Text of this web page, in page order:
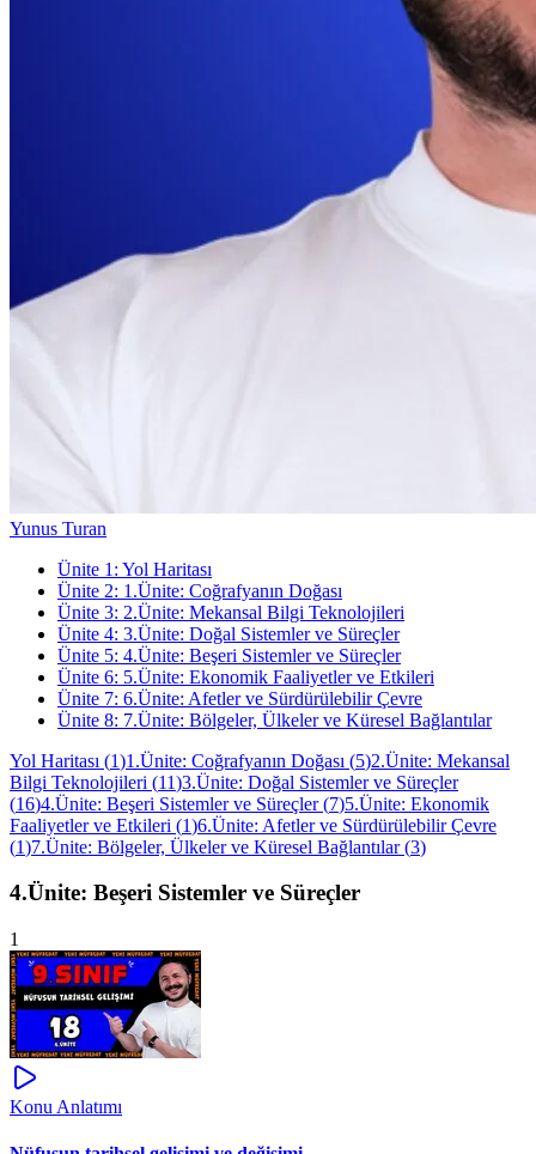
Yunus Turan
Ünite 1 : Yol Haritası
Ünite 2: 1.Ünite: Coğrafyanın Doğası
Ünite 3: 2.Ünite: Mekansal Bilgi Teknolojileri
Ünite 4: 3.Ünite: Doğal Sistemler ve Süreçler
Ünite 5: 4.Ünite: Beşeri Sistemler ve Süreçler
Ünite 6: 5.Ünite: Ekonomik Faaliyetler ve Etkileri
Ünite 7: 6.Ünite: Afetler ve Sürdürülebilir Çevre
Ünite 8: 7.Ünite: Bölgeler, Ülkeler ve Küresel Bağlantılar
Yol Haritası (1)1.Ünite: Coğrafyanın Doğası (5)2.Ünite: Mekansal
Bilgi Teknolojileri (11)3.Ünite: Doğal Sistemler ve Süreçler
(16)4.Ünite: Beşeri Sistemler ve Süreçler(7)5.Ünite: Ekonomik
Faaliyetler ve Etkileri (1)6.Ünite: Afetler ve Sürdürülebilir Çevre
(1)7.Ünite: Bölgeler, Ülkeler ve Küresel Bağlantılar(3)
4.Ünite: Beşeri Sistemler ve Süreçler
1
Konu Anlatımı